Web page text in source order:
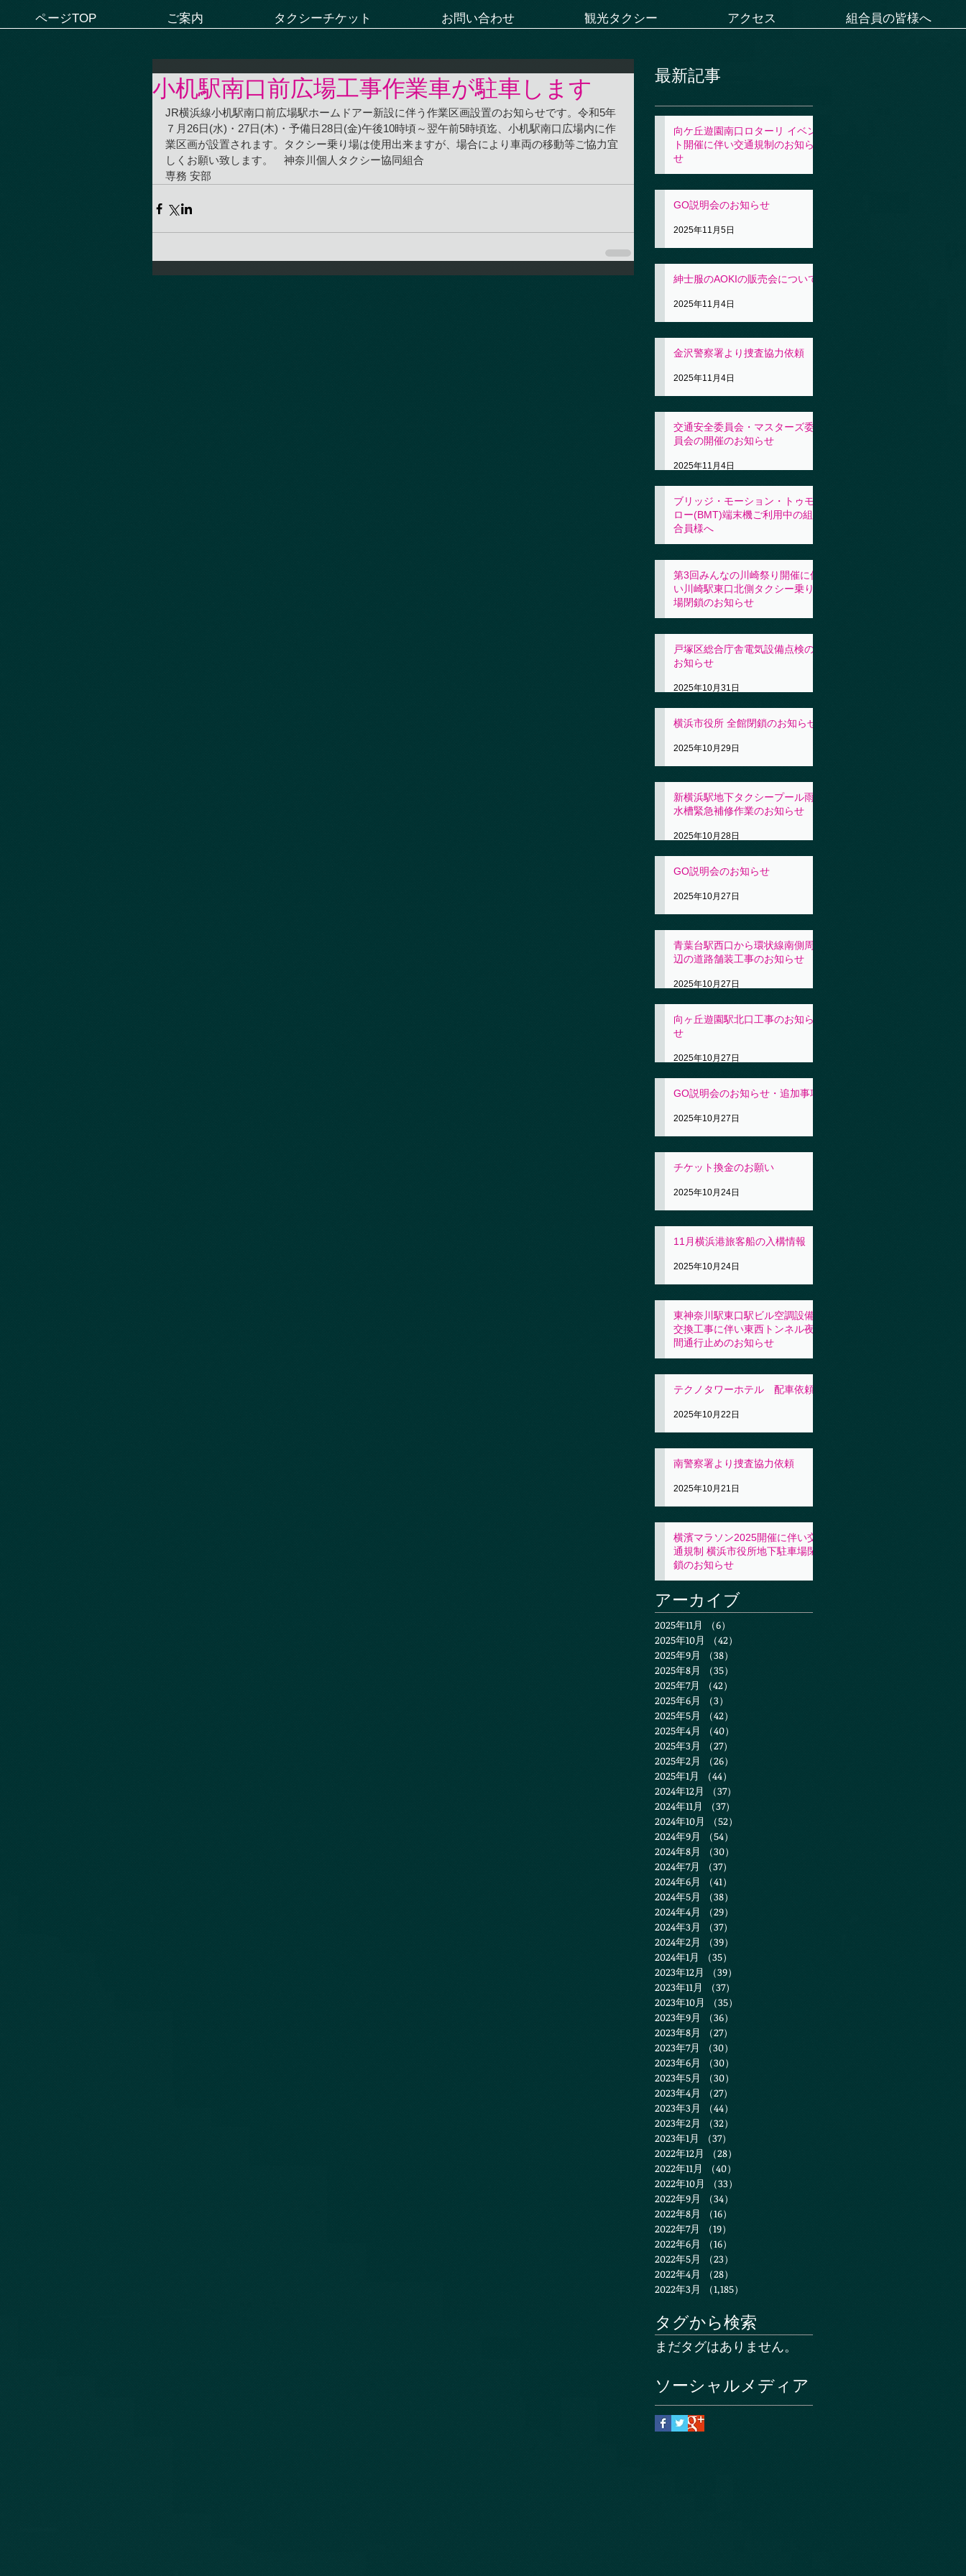
ページTOP ご案内 タクシーチケット お問い合わせ 観光タクシー アクセス 組合員の皆様へ
小机駅南口前広場工事作業車が駐車します
JR横浜線小机駅南口前広場駅ホームドアー新設に伴う作業区画設置のお知らせです。令和5年
７月26日(水)・27日(木)・予備日28日(金)午後10時頃～翌午前5時頃迄、小机駅南口広場内に作
業区画が設置されます。タクシー乗り場は使用出来ますが、場合により車両の移動等ご協力宜
しくお願い致します。　神奈川個人タクシー協同組合
専務 安部
最新記事
向ケ丘遊園南口ロターリ イベン
ト開催に伴い交通規制のお知ら
せ
GO説明会のお知らせ
2025年11月5日
紳士服のAOKIの販売会について
2025年11月4日
金沢警察署より捜査協力依頼
2025年11月4日
交通安全委員会・マスターズ委
員会の開催のお知らせ
2025年11月4日
ブリッジ・モーション・トゥモ
ロー(BMT)端末機ご利用中の組
合員様へ
第3回みんなの川崎祭り開催に伴
い川崎駅東口北側タクシー乗り
場閉鎖のお知らせ
戸塚区総合庁舎電気設備点検の
お知らせ
2025年10月31日
横浜市役所 全館閉鎖のお知らせ
2025年10月29日
新横浜駅地下タクシープール雨
水槽緊急補修作業のお知らせ
2025年10月28日
GO説明会のお知らせ
2025年10月27日
青葉台駅西口から環状線南側周
辺の道路舗装工事のお知らせ
2025年10月27日
向ヶ丘遊園駅北口工事のお知ら
せ
2025年10月27日
GO説明会のお知らせ・追加事項
2025年10月27日
チケット換金のお願い
2025年10月24日
11月横浜港旅客船の入構情報
2025年10月24日
東神奈川駅東口駅ビル空調設備
交換工事に伴い東西トンネル夜
間通行止めのお知らせ
テクノタワーホテル 配車依頼
2025年10月22日
南警察署より捜査協力依頼
2025年10月21日
横濱マラソン2025開催に伴い交
通規制 横浜市役所地下駐車場閉
鎖のお知らせ
アーカイブ
2025年11月 （6）
2025年10月
（42）
2025年9月
（38）
2025年8月
（35）
2025年7月
（42）
2025年6月
（3）
2025年5月
（42）
2025年4月
（40）
2025年3月
（27）
2025年2月
（26）
2025年1月
（44）
2024年12月
（37）
2024年11月
（37）
2024年10月
（52）
2024年9月
（54）
2024年8月
（30）
2024年7月
（37）
2024年6月
（41）
2024年5月
（38）
2024年4月
（29）
2024年3月
（37）
2024年2月
（39）
2024年1月
（35）
2023年12月
（39）
2023年11月
（37）
2023年10月
（35）
2023年9月
（36）
2023年8月
（27）
2023年7月
（30）
2023年6月
（30）
2023年5月
（30）
2023年4月
（27）
2023年3月
（44）
2023年2月
（32）
2023年1月
（37）
2022年12月
（28）
2022年11月
（40）
2022年10月
（33）
2022年9月
（34）
2022年8月
（16）
2022年7月
（19）
2022年6月
（16）
2022年5月
（23）
2022年4月
（28）
2022年3月
（1,185）
タグから検索
まだタグはありません。
ソーシャルメディア